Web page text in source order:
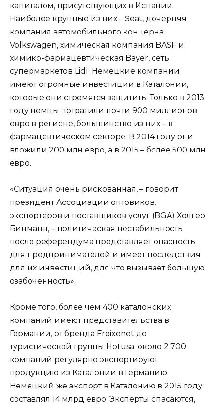
капиталом, присутствующих в Испании.
Наиболее крупные из них – Seat, дочерняя
компания автомобильного концерна
Volkswagen, химическая компания BASF и
химико-фармацевтическая Bayer, сеть
супермаркетов Lidl. Немецкие компании
имеют огромные инвестиции в Каталонии,
которые они стремятся защитить. Только в 2013
году немцы потратили почти 900 миллионов
евро в регионе, большинство из них – в
фармацевтическом секторе. В 2014 году они
вложили 200 млн евро, а в 2015 – более 500 млн
евро.
«Ситуация очень рискованная, – говорит
президент Ассоциации оптовиков,
экспортеров и поставщиков услуг (BGA) Холгер
Бинманн, – политическая нестабильность
после референдума представляет опасность
для предпринимателей и имеет последствия
для их инвестиций, для что вызывает большую
озабоченность».
Кроме того, более чем 400 каталонских
компаний имеют представительства в
Германии, от бренда Freixenet до
туристической группы Hotusa; около 2 700
компаний регулярно экспортируют
продукцию из Каталонии в Германию.
Немецкий же экспорт в Каталонию в 2015 году
составлял 14 млрд евро. Эксперты опасаются,